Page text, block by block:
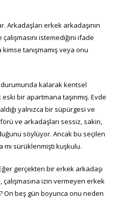
Arkadaşları erkek arkadaşının
istemediğini ifade
tanışmamış veya onu
durumunda kalarak kentsel
bir apartmana taşınmış. Evde
yalnızca bir süpürgesi ve
ve arkadaşları sessiz, sakin,
söylüyor. Ancak bu seçilen
mı sürüklenmişti kuşkulu.
gerçekten bir erkek arkadaşı
izin vermeyen erkek
On beş gün boyunca onu neden